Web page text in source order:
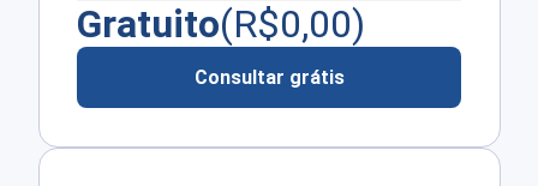
Gratuito(R$0,00)
Consultar grátis